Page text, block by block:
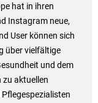
hat in ihren
Instagram neue,
User können sich
über vielfältige
und dem
aktuellen